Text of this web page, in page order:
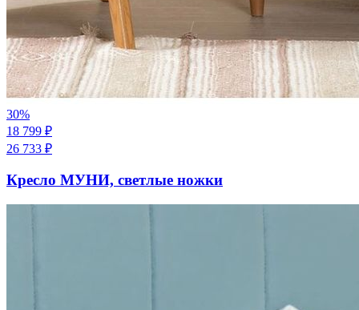
30%
18 799 ₽
26 733 ₽
Кресло МУНИ, светлые ножки